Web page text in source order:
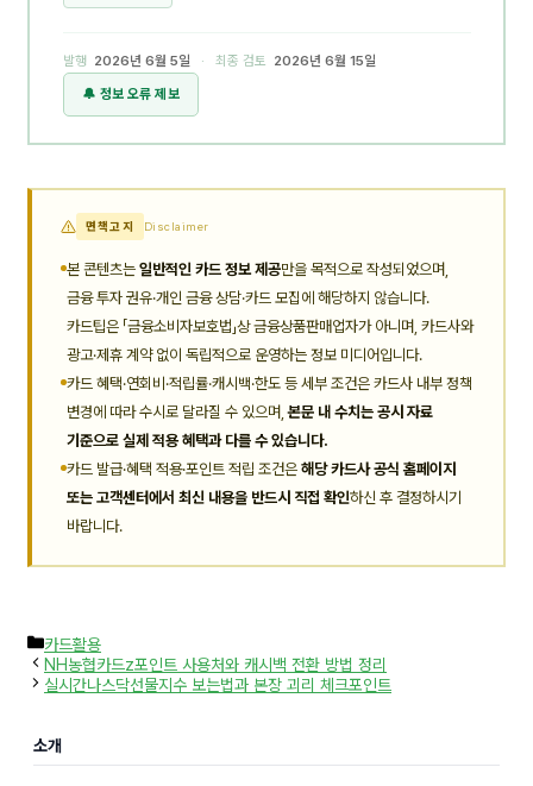
발행 2026년 6월 5일 · 최종 검토 2026년 6월 15일
🔔 정보 오류 제보
면책고지 Disclaimer
본 콘텐츠는 일반적인 카드 정보 제공만을 목적으로 작성되었으며,
금융 투자 권유·개인 금융 상담·카드 모집에 해당하지 않습니다.
카드팁은 「금융소비자보호법」상 금융상품판매업자가 아니며, 카드사와
광고·제휴 계약 없이 독립적으로 운영하는 정보 미디어입니다.
카드 혜택·연회비·적립률·캐시백·한도 등 세부 조건은 카드사 내부 정책
변경에 따라 수시로 달라질 수 있으며,본문 내 수치는 공시 자료
기준으로 실제 적용 혜택과 다를 수 있습니다.
카드 발급·혜택 적용·포인트 적립 조건은 해당 카드사 공식 홈페이지
또는 고객센터에서 최신 내용을 반드시 직접 확인하신 후 결정하시기
바랍니다.
카
테
고
리
카드활용
NH농협카드z포인트 사용처와 캐시백 전환 방법 정리
실시간나스닥선물지수 보는법과 본장 괴리 체크포인트
소개